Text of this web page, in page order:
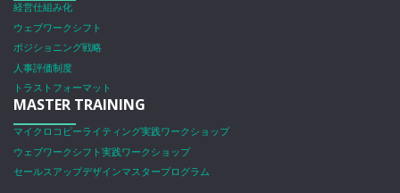
経営仕組み化
ウェブワークシフト
ポジショニング戦略
人事評価制度
トラストフォーマット
MASTER TRAINING
マイクロコピーライティング実践ワークショップ
ウェブワークシフト実践ワークショップ
セールスアップデザインマスタープログラム